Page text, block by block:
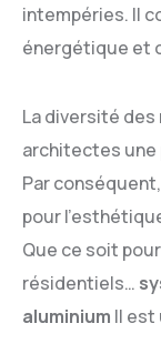
intempéries. Il
énergétique et
La diversité
architectes une
Par
pour
Que ce soit
résidentiels…
aluminium Il est